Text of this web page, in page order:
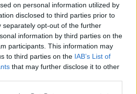
on personal information utilized by
disclosed to third parties prior to
separately opt-out of the further
information by third parties on the
participants. This information may
to third parties on the IAB’s List of
that may further disclose it to other